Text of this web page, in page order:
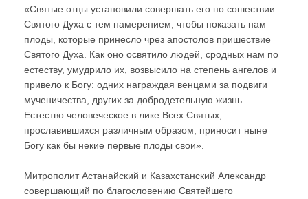
«Святые отцы установили совершать его по сошествии
Святого Духа с тем намерением, чтобы показать нам
плоды, которые принесло чрез апостолов пришествие
Святого Духа. Как оно освятило людей, сродных нам по
естеству, умудрило их, возвысило на степень ангелов и
привело к Богу: одних награждая венцами за подвиги
мученичества, других за добродетельную жизнь...
Естество человеческое в лике Всех Святых,
прославившихся различным образом, приносит ныне
Богу как бы некие первые плоды свои».
Митрополит Астанайский и Казахстанский Александр
совершающий по благословению Святейшего